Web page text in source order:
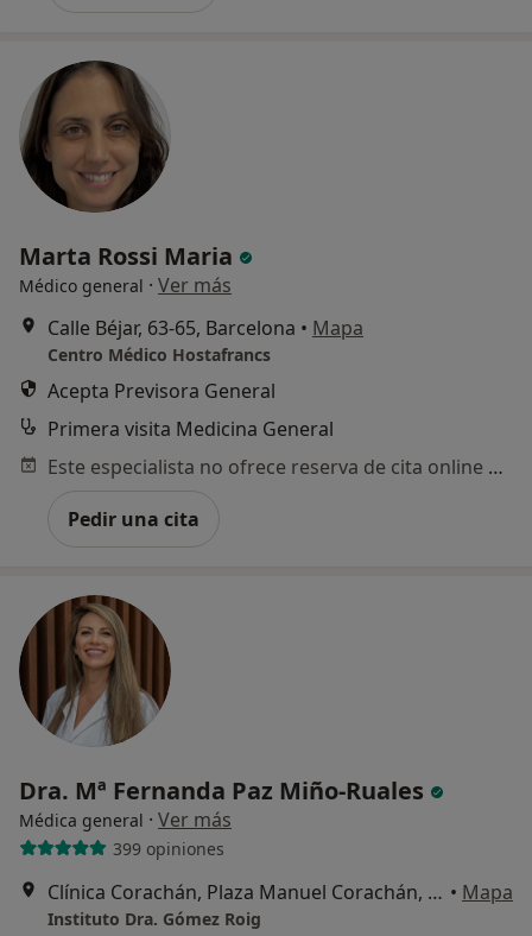
Marta Rossi Maria
Médico general · Ver más
Calle Béjar, 63-65, Barcelona • Mapa
Centro Médico Hostafrancs
Acepta Previsora General
Primera visita Medicina General
Este especialista no ofrece reserva de cita online en esta dirección.
Pedir una cita
Dra. Mª Fernanda Paz Miño-Ruales
Médica general · Ver más
399 opiniones
Clínica Corachán, Plaza Manuel Corachán, 4 (desp.220-221)., Barcelona • Mapa
Instituto Dra. Gómez Roig